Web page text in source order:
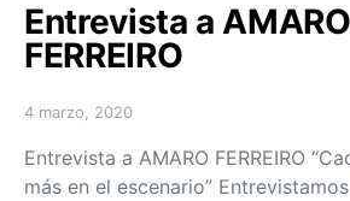
Entrevista a AMARO
FERREIRO
Posted on
4 marzo, 2020
Entrevista a AMARO FERREIRO
más en el escenario”